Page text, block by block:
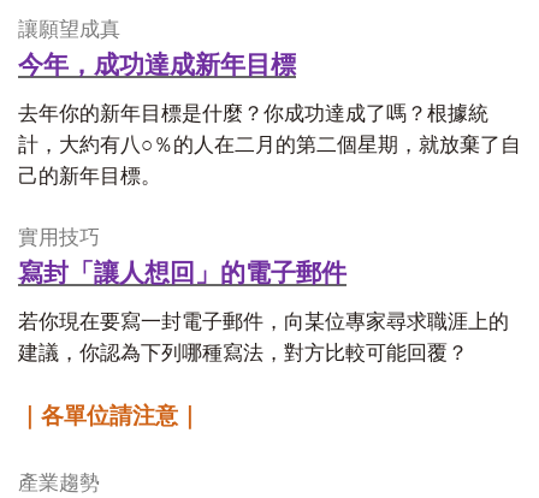
讓願望成真
今年，成功達成新年目標
去年你的新年目標是什麼？你成功達成了嗎？根據統
計，大約有八○ ％的人在二月的第二個星期，就放棄了自
己的新年目標。
實用技巧
寫封「讓人想回」的電子郵件
若你現在要寫一封電子郵件，向某位專家尋求職涯上的
建議，你認為下列哪種寫法，對方比較可能回覆？
｜各單位請注意｜
產業趨勢